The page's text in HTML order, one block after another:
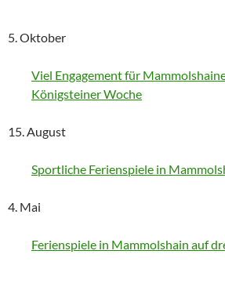
5. Oktober
Viel Engagement für
Königsteiner Woche
15. August
Sportliche Ferienspiele in
4. Mai
Ferienspiele in Mammolshain auf